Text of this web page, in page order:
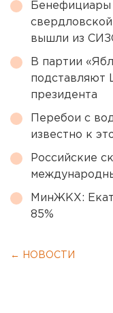
Бенефициары
вышли из
В партии
подставляют
президента
Перебои с
известно к
Российские
МинЖКХ:
85%
← НОВОСТИ